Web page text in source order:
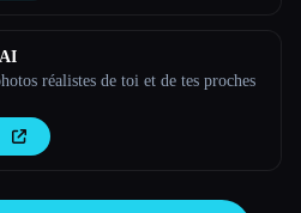
réalistes de toi et de tes proches